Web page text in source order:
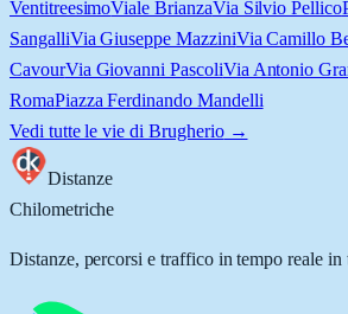
VentitreesimoViale BrianzaVia Silvio Pellico
SangalliVia Giuseppe MazziniVia Camillo
CavourVia Giovanni PascoliVia Antonio
RomaPiazza Ferdinando Mandelli
Vedi tutte le vie di Brugherio→
Distanze
Chilometriche
Distanze, percorsi e traffico in tempo reale in